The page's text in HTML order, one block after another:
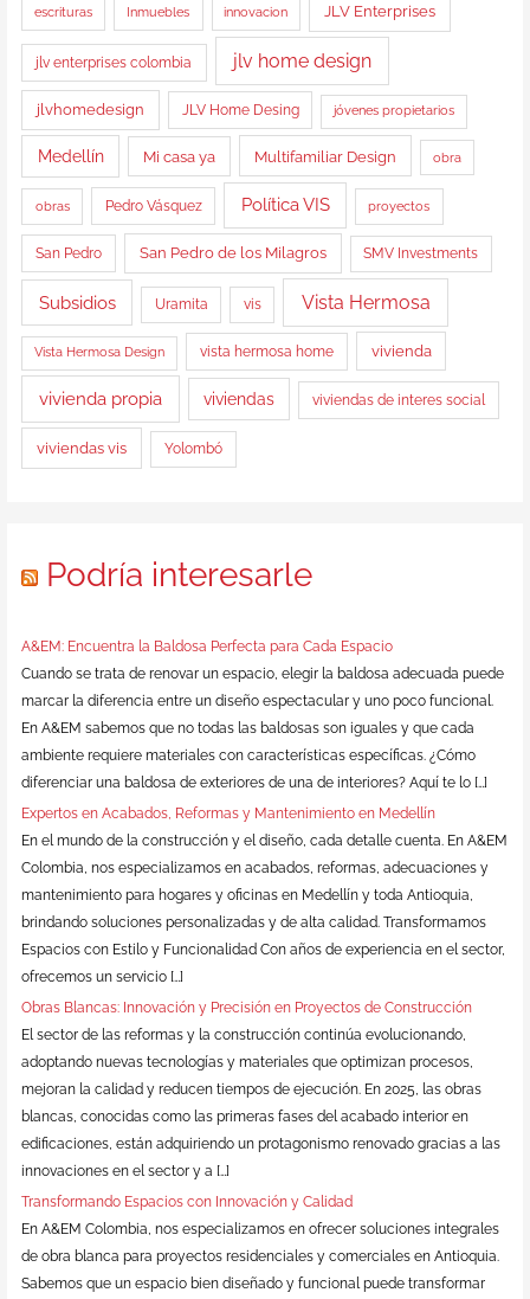
escrituras Inmuebles innovacion JLV Enterprises
jlv enterprises colombia jlv home design
jlvhomedesign JLV Home Desing jóvenes propietarios
Medellín Mi casa ya Multifamiliar Design obra
obras Pedro Vásquez Política VIS proyectos
San Pedro San Pedro de los Milagros SMV Investments
Subsidios Uramita vis Vista Hermosa
Vista Hermosa Design vista hermosa home vivienda
vivienda propia viviendas viviendas de interes social
viviendas vis Yolombó
Podría interesarle
A&EM: Encuentra la Baldosa Perfecta para Cada Espacio
Cuando se trata de renovar un espacio, elegir la baldosa adecuada puede
marcar la diferencia entre un diseño espectacular y uno poco funcional.
En A&EM sabemos que no todas las baldosas son iguales y que cada
ambiente requiere materiales con características específicas. ¿Cómo
diferenciar una baldosa de exteriores de una de interiores? Aquí te lo […]
Expertos en Acabados, Reformas y Mantenimiento en Medellín
En el mundo de la construcción y el diseño, cada detalle cuenta. En A&EM
Colombia, nos especializamos en acabados, reformas, adecuaciones y
mantenimiento para hogares y oficinas en Medellín y toda Antioquia,
brindando soluciones personalizadas y de alta calidad. Transformamos
Espacios con Estilo y Funcionalidad Con años de experiencia en el sector,
ofrecemos un servicio […]
Obras Blancas: Innovación y Precisión en Proyectos de Construcción
El sector de las reformas y la construcción continúa evolucionando,
adoptando nuevas tecnologías y materiales que optimizan procesos,
mejoran la calidad y reducen tiempos de ejecución. En 2025, las obras
blancas, conocidas como las primeras fases del acabado interior en
edificaciones, están adquiriendo un protagonismo renovado gracias a las
innovaciones en el sector y a […]
Transformando Espacios con Innovación y Calidad
En A&EM Colombia, nos especializamos en ofrecer soluciones integrales
de obra blanca para proyectos residenciales y comerciales en Antioquia.
Sabemos que un espacio bien diseñado y funcional puede transformar